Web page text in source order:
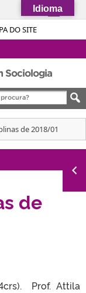
DO SITE
à informação
Sociologia
de 2018/01
de
Prof. Attila
Idioma